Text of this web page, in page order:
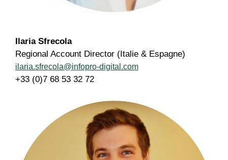
Ilaria Sfrecola
Regional Account Director (Italie & Espagne)
ilaria.sfrecola@infopro-digital.com
+33 (0)7 68 53 32 72